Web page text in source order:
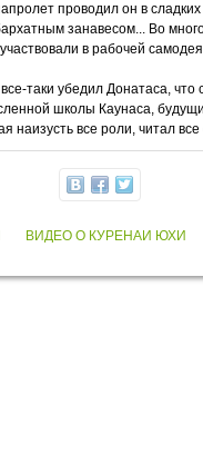
проводил он в
занавесом... Во
в рабочей
таки убедил Донатаса,
школы Каунаса,
наизусть все роли, читал
ВИДЕО О КУРЕНАИ ЮХИ